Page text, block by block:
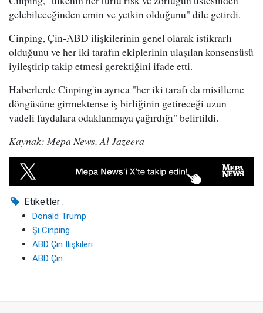
gelebileceğinden emin ve yetkin olduğunu" dile getirdi.
Cinping, Çin-ABD ilişkilerinin genel olarak istikrarlı
olduğunu ve her iki tarafın ekiplerinin ulaşılan konsensüsü
iyileştirip takip etmesi gerektiğini ifade etti.
Haberlerde Cinping'in ayrıca "her iki tarafı da misilleme
döngüsüne girmektense iş birliğinin getireceği uzun
vadeli faydalara odaklanmaya çağırdığı" belirtildi.
Kaynak: Mepa News, Al Jazeera
Etiketler :
Donald Trump
Şi Cinping
ABD Çin İlişkileri
ABD Çin